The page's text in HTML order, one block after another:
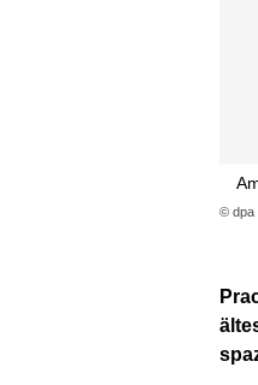
© dpa